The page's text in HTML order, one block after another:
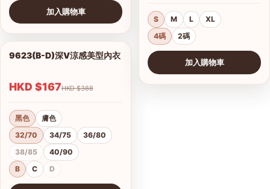
加入購物車
1/2
查看圖片
9623(B-D)深V涼感美型內衣
HKD $167 HKD $388
黑色
膚色
32/70
34/75
36/80
38/85
40/90
B
C D
S M L
XL
4碼
2碼
加入購物車